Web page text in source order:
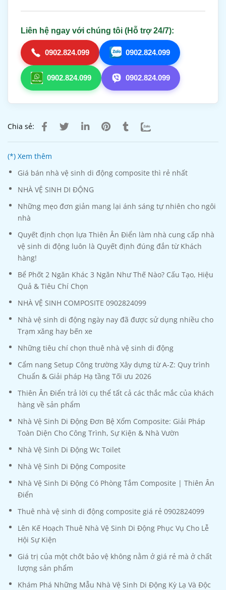
Liên hệ ngay với chúng tôi (Hỗ trợ 24/7):
0902.824.099 0902.824.099
0902.824.099 0902.824.099
Chia sẻ:
(*) Xem thêm
Giá bán nhà vệ sinh di động composite thì rẻ nhất
NHÀ VỆ SINH DI ĐỘNG
Những mẹo đơn giản mang lại ánh sáng tự nhiên cho ngôi
nhà
Quyết định chọn lựa Thiên Ân Điển làm nhà cung cấp nhà
vệ sinh di động luôn là Quyết định đúng đắn từ Khách
hàng!
Bể Phốt 2 Ngăn Khác 3 Ngăn Như Thế Nào? Cấu Tạo, Hiệu
Quả & Tiêu Chí Chọn
NHÀ VỆ SINH COMPOSITE 0902824099
Nhà vệ sinh di động ngày nay đã được sử dụng nhiều cho
Trạm xăng hay bến xe
Những tiêu chí chọn thuê nhà vệ sinh di động
Cẩm nang Setup Công trường Xây dựng từ A-Z: Quy trình
Chuẩn & Giải pháp Hạ tầng Tối ưu 2026
Thiên Ân Điển trả lời cụ thể tất cả các thắc mắc của khách
hàng về sản phẩm
Nhà Vệ Sinh Di Động Đơn Bệ Xổm Composite: Giải Pháp
Toàn Diện Cho Công Trình, Sự Kiện & Nhà Vườn
Nhà Vệ Sinh Di Động Wc Toilet
Nhà Vệ Sinh Di Động Composite
Nhà Vệ Sinh Di Động Có Phòng Tắm Composite | Thiên Ân
Điển
Thuê nhà vệ sinh di động composite giá rẻ 0902824099
Lên Kế Hoạch Thuê Nhà Vệ Sinh Di Động Phục Vụ Cho Lễ
Hội Sự Kiện
Giá trị của một chốt bảo vệ không nằm ở giá rẻ mà ở chất
lượng sản phẩm
Khám Phá Những Mẫu Nhà Vệ Sinh Di Động Kỳ Lạ Và Độc